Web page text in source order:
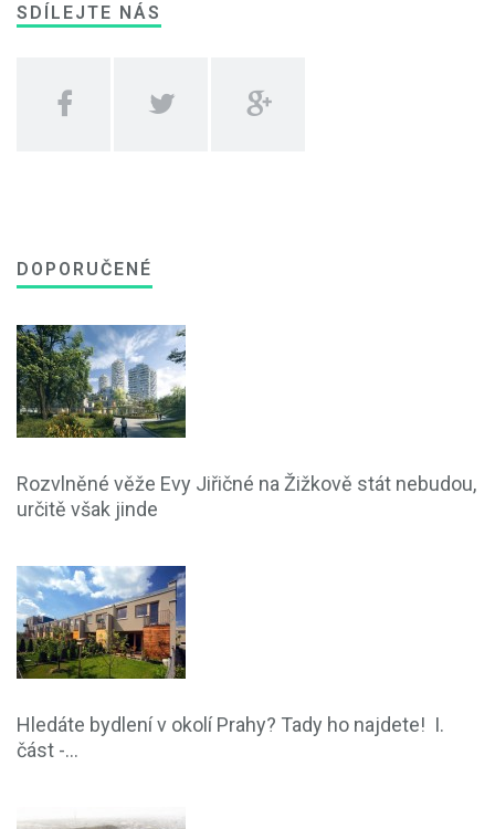
SDÍLEJTE NÁS
DOPORUČENÉ
Rozvlněné věže Evy Jiřičné na Žižkově stát nebudou,
určitě však jinde
Hledáte bydlení v okolí Prahy? Tady ho najdete! I.
část -...